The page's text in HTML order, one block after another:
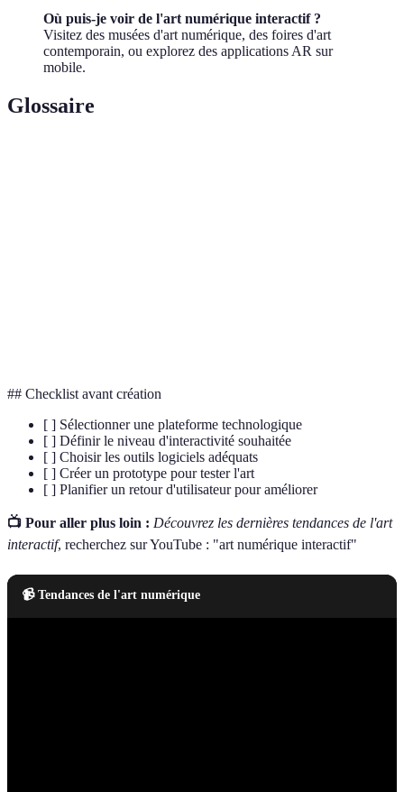
Où puis-je voir de l'art numérique interactif ?
Visitez des musées d'art numérique, des foires d'art
contemporain, ou explorez des applications AR sur
mobile.
Glossaire
## Checklist avant création
[ ] Sélectionner une plateforme technologique
[ ] Définir le niveau d'interactivité souhaitée
[ ] Choisir les outils logiciels adéquats
[ ] Créer un prototype pour tester l'art
[ ] Planifier un retour d'utilisateur pour améliorer
📺 Pour aller plus loin : Découvrez les dernières tendances de l'art
interactif, recherchez sur YouTube : "art numérique interactif"
📹 Tendances de l'art numérique